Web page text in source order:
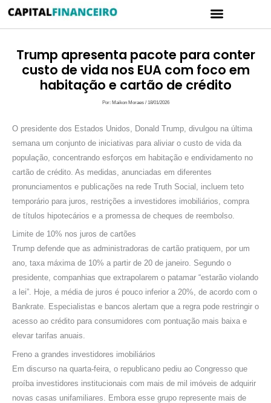
conteúdo
Menu
Trump apresenta pacote para conter
custo de vida nos EUA com foco em
habitação e cartão de crédito
Por: Maikon Moraes / 18/01/2026
O presidente dos Estados Unidos, Donald Trump, divulgou na última
semana um conjunto de iniciativas para aliviar o custo de vida da
população, concentrando esforços em habitação e endividamento no
cartão de crédito. As medidas, anunciadas em diferentes
pronunciamentos e publicações na rede Truth Social, incluem teto
temporário para juros, restrições a investidores imobiliários, compra
de títulos hipotecários e a promessa de cheques de reembolso.
Limite de 10% nos juros de cartões
Trump defende que as administradoras de cartão pratiquem, por um
ano, taxa máxima de 10% a partir de 20 de janeiro. Segundo o
presidente, companhias que extrapolarem o patamar “estarão violando
a lei”. Hoje, a média de juros é pouco inferior a 20%, de acordo com o
Bankrate. Especialistas e bancos alertam que a regra pode restringir o
acesso ao crédito para consumidores com pontuação mais baixa e
elevar tarifas anuais.
Freno a grandes investidores imobiliários
Em discurso na quarta-feira, o republicano pediu ao Congresso que
proíba investidores institucionais com mais de mil imóveis de adquirir
novas casas unifamiliares. Embora esse grupo represente mais de